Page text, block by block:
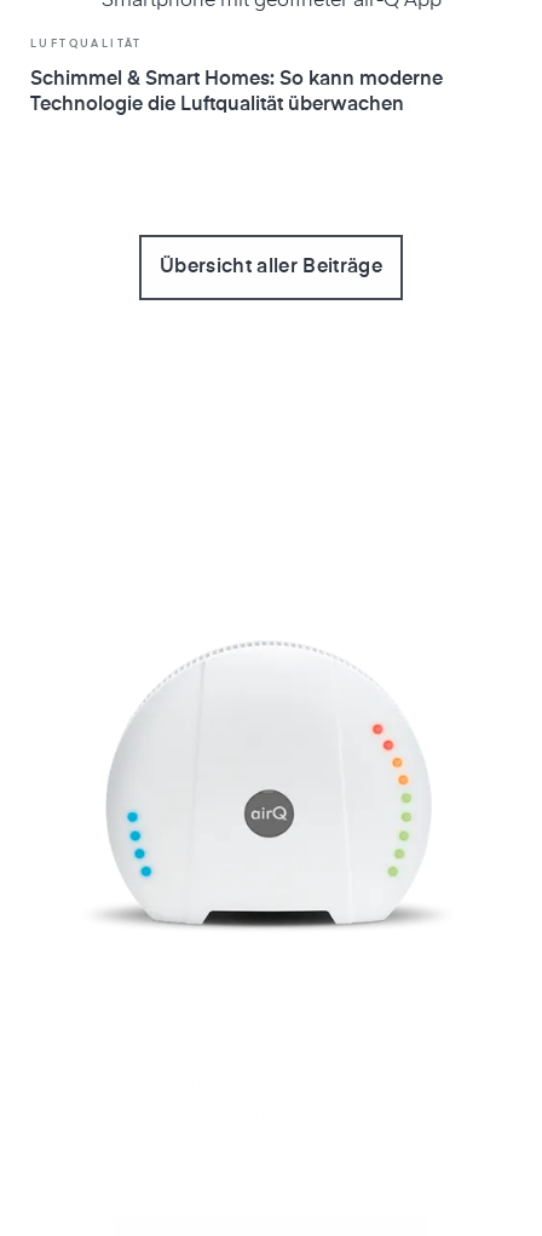
LUFTQUALITÄT
Schimmel & Smart Homes: So kann moderne
Technologie die Luftqualität überwachen
Übersicht aller Beiträge